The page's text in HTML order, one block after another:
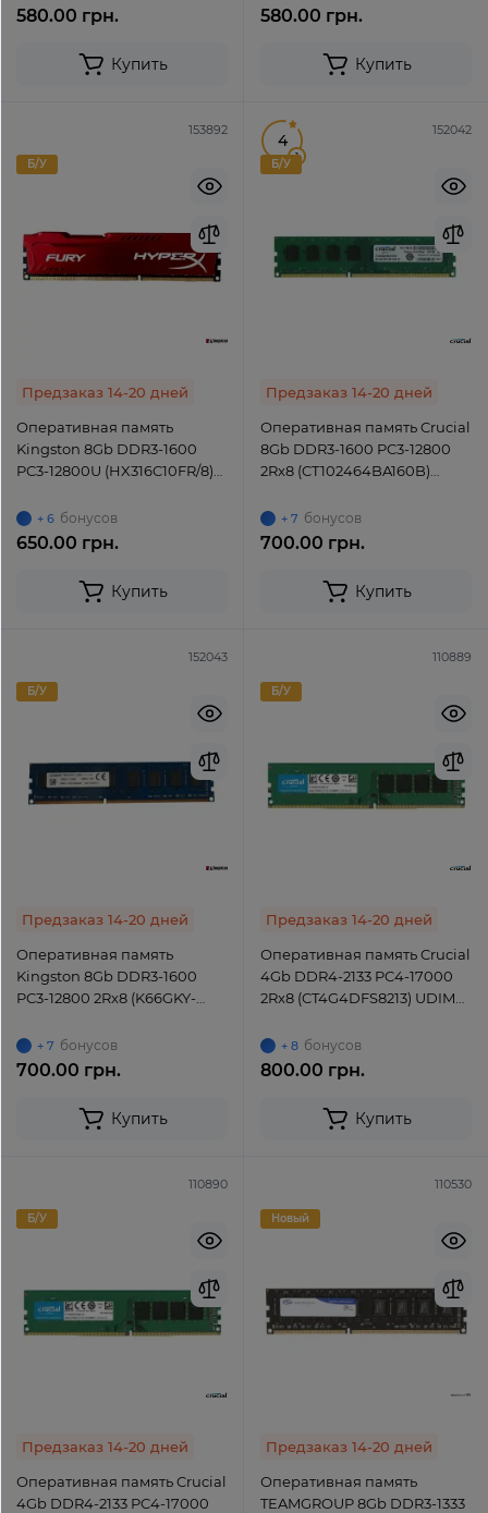
580.00 грн.
Купить
580.00 грн.
Купить
153892
Б/У
Предзаказ 14-20 дней
Оперативная память
Kingston 8Gb DDR3-1600
PC3-12800U (HX316C10FR/8)
+ 6 бонусов
650.00 грн.
Купить
152042
Б/У
4
1
Предзаказ 14-20 дней
Оперативная память Crucial
8Gb DDR3-1600 PC3-12800
2Rx8 (CT102464BA160B)
+ 7 бонусов
700.00 грн.
Купить
152043
Б/У
Предзаказ 14-20 дней
Оперативная память
Kingston 8Gb DDR3-1600
PC3-12800 2Rx8 (K66GKY-
Unbuffered
+ 7 бонусов
700.00 грн.
Купить
110889
Б/У
Предзаказ 14-20 дней
Оперативная память Crucial
4Gb DDR4-2133 PC4-17000
2Rx8 (CT4G4DFS8213) UDIMM
+ 8 бонусов
800.00 грн.
Купить
110890
Б/У
Предзаказ 14-20 дней
Оперативная память Crucial
4Gb DDR4-2133 PC4-17000
110530
Новый
Предзаказ 14-20 дней
Оперативная память
TEAMGROUP 8Gb DDR3-1333